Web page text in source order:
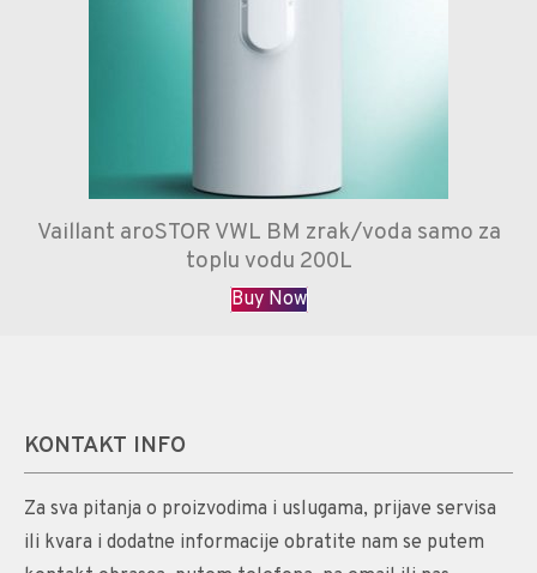
Vaillant aroSTOR VWL BM zrak/voda samo za
toplu vodu 200L
Buy Now
KONTAKT INFO
Za sva pitanja o proizvodima i uslugama, prijave servisa
ili kvara i dodatne informacije obratite nam se putem